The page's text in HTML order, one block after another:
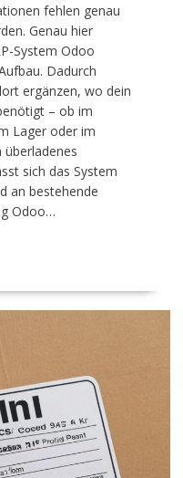
fehlen genau
Genau hier
System Odoo
Dadurch
ergänzen, wo dein
– ob im
Lager oder im
sich das System
an bestehende
Odoo…